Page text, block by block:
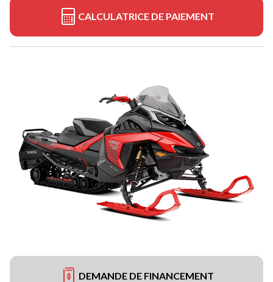
CALCULATRICE DE PAIEMENT
DEMANDE DE FINANCEMENT